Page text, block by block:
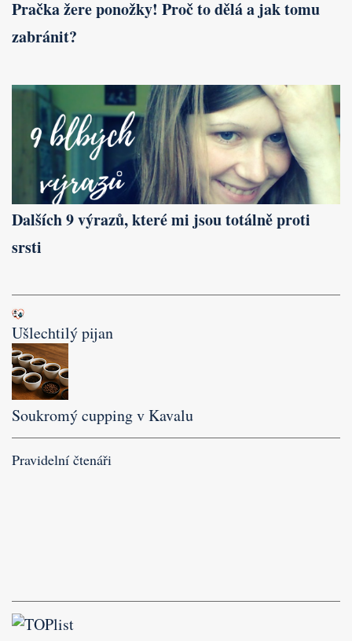
Pračka žere ponožky! Proč to dělá a jak tomu
zabránit?
Dalších 9 výrazů, které mi jsou totálně proti
srsti
Ušlechtilý pijan
Soukromý cupping v Kavalu
Pravidelní čtenáři